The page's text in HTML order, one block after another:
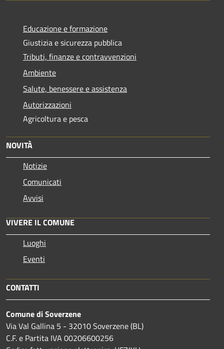
Educazione e formazione
Giustizia e sicurezza pubblica
Tributi, finanze e contravvenzioni
Ambiente
Salute, benessere e assistenza
Autorizzazioni
Agricoltura e pesca
NOVITÀ
Notizie
Comunicati
Avvisi
VIVERE IL COMUNE
Luoghi
Eventi
CONTATTI
Comune di Soverzene
Via Val Gallina 5 - 32010 Soverzene (BL)
C.F. e Partita IVA 00206600256